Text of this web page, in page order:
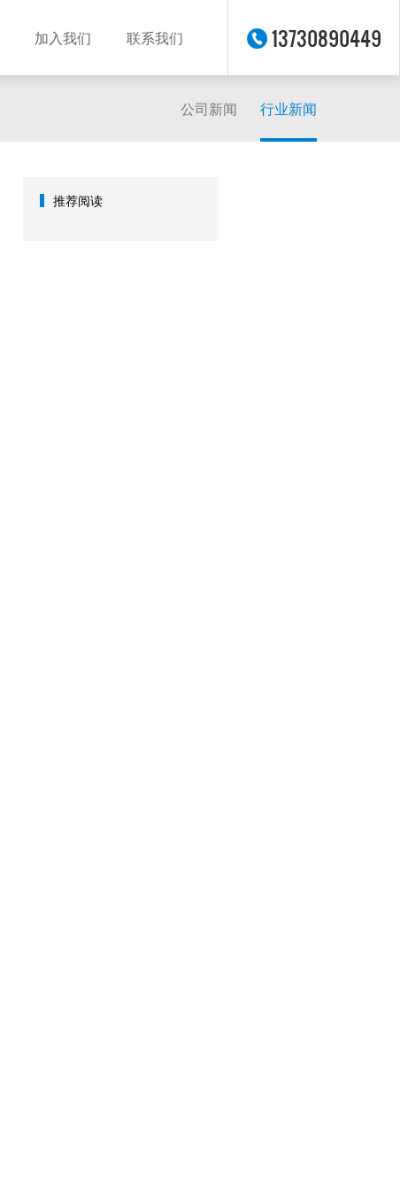
加入我们 联系我们 13730890449
公司新闻 行业新闻
推荐阅读